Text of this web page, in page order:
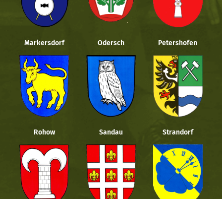
Markersdorf Odersch Petershofen
Rohow Sandau Strandorf